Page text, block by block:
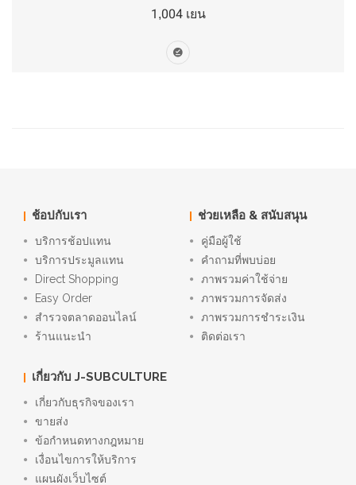
1,004 เยน
ช้อปกับเรา
บริการช้อปแทน
บริการประมูลแทน
Direct Shopping
Easy Order
สำรวจตลาดออนไลน์
ร้านแนะนำ
ช่วยเหลือ & สนับสนุน
คู่มือผู้ใช้
คำถามที่พบบ่อย
ภาพรวมค่าใช้จ่าย
ภาพรวมการจัดส่ง
ภาพรวมการชำระเงิน
ติดต่อเรา
เกี่ยวกับ J-SUBCULTURE
เกี่ยวกับธุรกิจของเรา
ขายส่ง
ข้อกำหนดทางกฎหมาย
เงื่อนไขการให้บริการ
แผนผังเว็บไซต์